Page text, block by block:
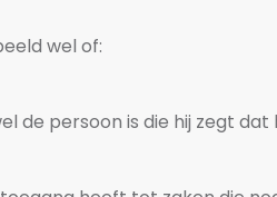
wel of:
de persoon is die hij zegt dat